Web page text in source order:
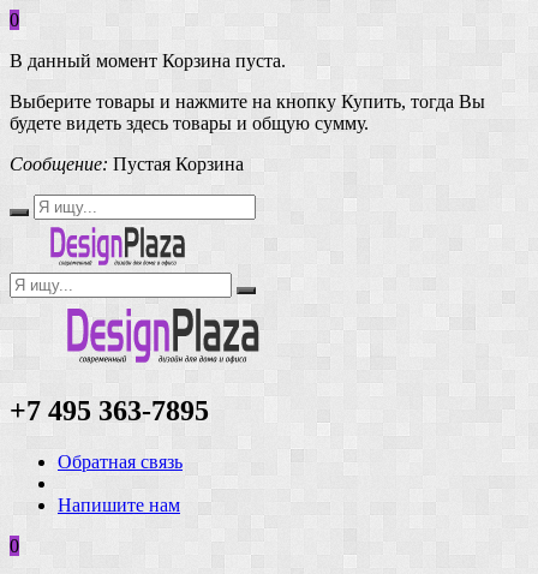
0
В данный момент Корзина пуста.
Выберите товары и нажмите на кнопку Купить, тогда Вы
будете видеть здесь товары и общую сумму.
Сообщение: Пустая Корзина
+7 495 363-7895
Обратная связь
Напишите нам
0